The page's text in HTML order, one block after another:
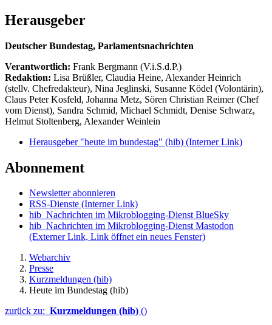
Herausgeber
Deutscher Bundestag, Parlamentsnachrichten
Verantwortlich: Frank Bergmann (V.i.S.d.P.)
Redaktion: Lisa Brüßler, Claudia Heine, Alexander Heinrich
(stellv. Chefredakteur), Nina Jeglinski, Susanne Ködel (Volontärin),
Claus Peter Kosfeld, Johanna Metz, Sören Christian Reimer (Chef
vom Dienst), Sandra Schmid, Michael Schmidt, Denise Schwarz,
Helmut Stoltenberg, Alexander Weinlein
Herausgeber "heute im bundestag" (hib) (Interner Link)
Abonnement
Newsletter abonnieren
RSS-Dienste (Interner Link)
hib_Nachrichten im Mikroblogging-Dienst BlueSky
hib_Nachrichten im Mikroblogging-Dienst Mastodon
(Externer Link, Link öffnet ein neues Fenster)
Webarchiv
Presse
Kurzmeldungen (hib)
Heute im Bundestag (hib)
zurück zu: Kurzmeldungen (hib) ()